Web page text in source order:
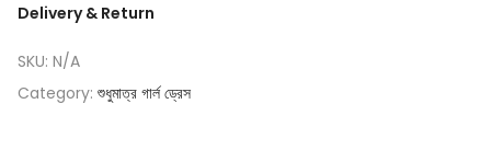
Delivery & Return
SKU: N/A
Category: শুধুমাত্র গার্ল ড্রেস